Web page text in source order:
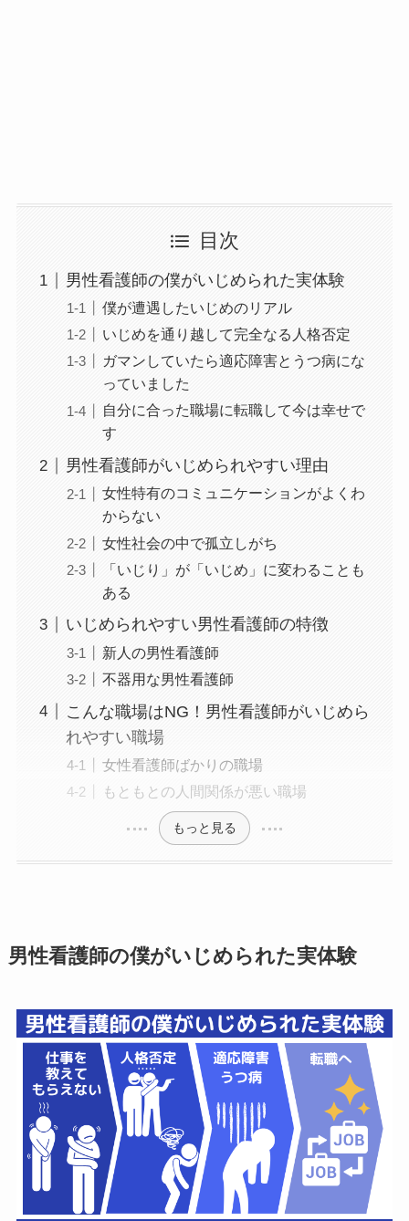
目次
男性看護師の僕がいじめられた実体験
僕が遭遇したいじめのリアル
いじめを通り越して完全なる人格否定
ガマンしていたら適応障害とうつ病にな
っていました
自分に合った職場に転職して今は幸せで
す
男性看護師がいじめられやすい理由
女性特有のコミュニケーションがよくわ
からない
女性社会の中で孤立しがち
「いじり」が「いじめ」に変わることも
ある
いじめられやすい男性看護師の特徴
新人の男性看護師
不器用な男性看護師
こんな職場はNG！男性看護師がいじめら
れやすい職場
女性看護師ばかりの職場
もともとの人間関係が悪い職場
もっと見る
男性看護師の僕がいじめられた実体験